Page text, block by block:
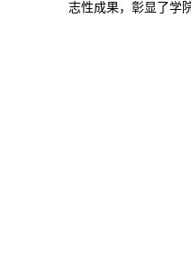
志性成果，彰显了学